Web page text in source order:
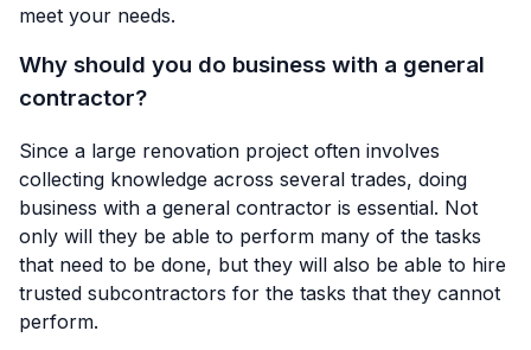
meet your needs.
Why should you do business with a general
contractor?
Since a large renovation project often involves
collecting knowledge across several trades, doing
business with a general contractor is essential. Not
only will they be able to perform many of the tasks
that need to be done, but they will also be able to hire
trusted subcontractors for the tasks that they cannot
perform.